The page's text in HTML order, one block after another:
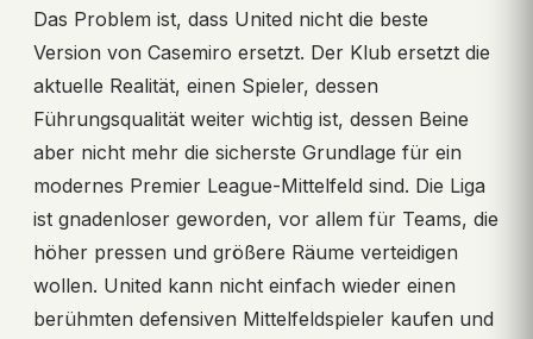
Das Problem ist, dass United nicht die beste
Version von Casemiro ersetzt. Der Klub ersetzt die
aktuelle Realität, einen Spieler, dessen
Führungsqualität weiter wichtig ist, dessen Beine
aber nicht mehr die sicherste Grundlage für ein
modernes Premier League-Mittelfeld sind. Die Liga
ist gnadenloser geworden, vor allem für Teams, die
höher pressen und größere Räume verteidigen
wollen. United kann nicht einfach wieder einen
berühmten defensiven Mittelfeldspieler kaufen und